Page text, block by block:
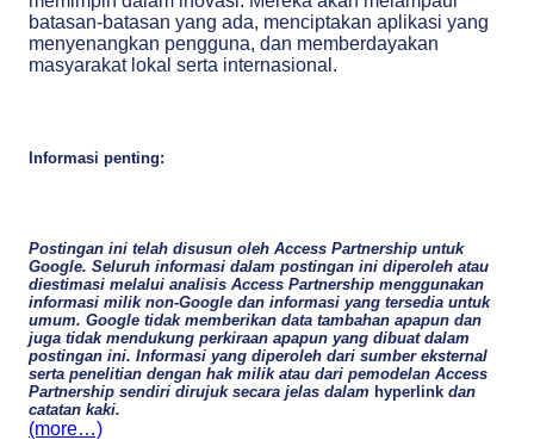
batasan-batasan yang ada, menciptakan aplikasi yang
menyenangkan pengguna, dan memberdayakan
masyarakat lokal serta internasional.
Informasi penting:
Postingan ini telah disusun oleh Access Partnership untuk
Google. Seluruh informasi dalam postingan ini diperoleh atau
diestimasi melalui analisis Access Partnership menggunakan
informasi milik non-Google dan informasi yang tersedia untuk
umum. Google tidak memberikan data tambahan apapun dan
juga tidak mendukung perkiraan apapun yang dibuat dalam
postingan ini. Informasi yang diperoleh dari sumber eksternal
serta penelitian dengan hak milik atau dari pemodelan Access
Partnership sendiri dirujuk secara jelas dalam hyperlink dan
catatan kaki.
(more…)